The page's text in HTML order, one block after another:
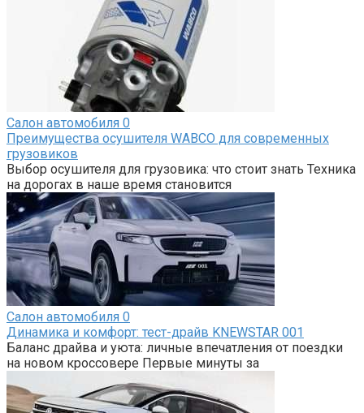
Салон автомобиля 0
Преимущества осушителя WABCO для современных
грузовиков
Выбор осушителя для грузовика: что стоит знать Техника
на дорогах в наше время становится
Салон автомобиля 0
Динамика и комфорт: тест-драйв KNEWSTAR 001
Баланс драйва и уюта: личные впечатления от поездки
на новом кроссовере Первые минуты за